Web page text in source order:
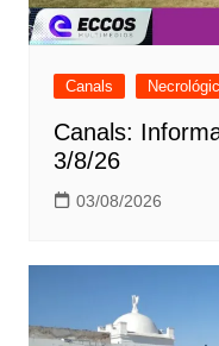
Canals
Canals:
3/8/26
03/08/2026